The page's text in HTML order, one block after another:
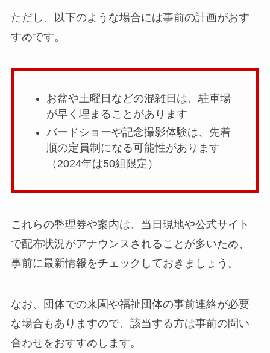
ただし、以下のような場合には事前の計画がおす
すめです。
お盆や土曜日などの混雑日は、駐車場
が早く埋まることがあります
バードショーや記念撮影体験は、先着
順の定員制になる可能性があります
（2024年は50組限定）
これらの整理券や案内は、当日現地や公式サイト
で配布状況がアナウンスされることが多いため、
事前に最新情報をチェックしておきましょう。
なお、団体での来園や福祉団体の事前連絡が必要
な場合もありますので、該当する方は事前の問い
合わせをおすすめします。